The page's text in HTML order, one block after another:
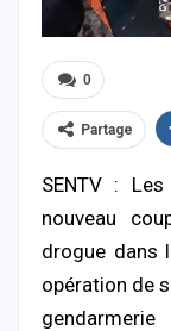
0
Partage
SENTV :
nouveau
drogue dans
opération de